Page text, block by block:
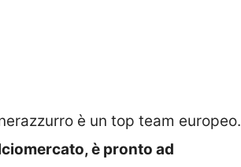
è un top team europeo.
è pronto ad